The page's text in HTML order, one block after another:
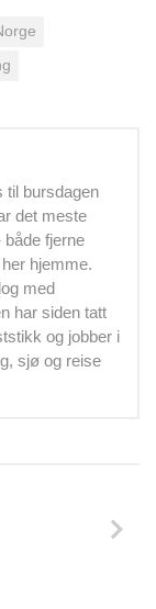
til bursdagen
det meste
både fjerne
hjemme.
med
har siden tatt
og jobber i
sjø og reise